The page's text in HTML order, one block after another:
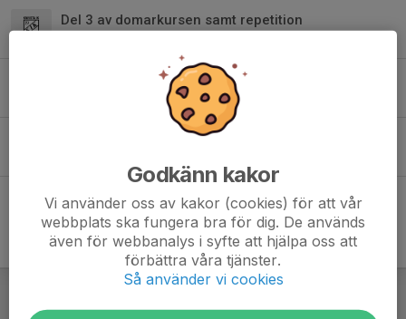
Del 3 av domarkursen samt repetition
Domare Pilsbocupen 2026
0
Domarutbildning Fotboll 2026
Godkänn kakor
Vi använder oss av kakor (cookies) för att vår
webbplats ska fungera bra för dig. De används
även för webbanalys i syfte att hjälpa oss att
förbättra våra tjänster.
Så använder vi cookies